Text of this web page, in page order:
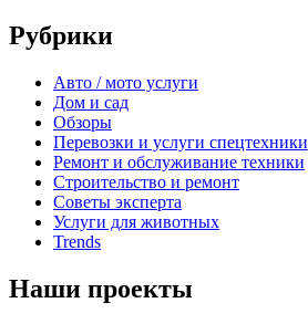
Рубрики
Авто / мото услуги
Дом и сад
Обзоры
Перевозки и услуги спецтехники
Ремонт и обслуживание техники
Строительство и ремонт
Советы эксперта
Услуги для животных
Trends
Наши проекты